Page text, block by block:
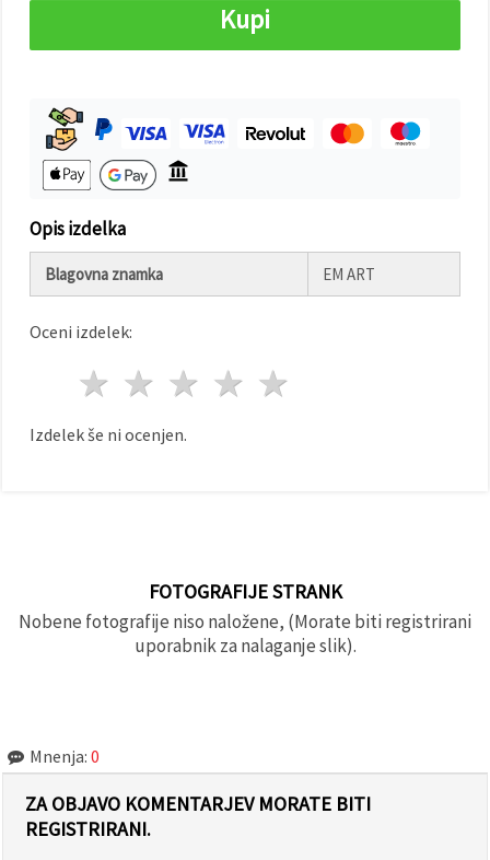
Kupi
Opis izdelka
Blagovna znamka EM ART
Oceni izdelek:
4 zvezde
3 zvezde
2 zvezde
1 zvezda
Izdelek še ni ocenjen.
FOTOGRAFIJE STRANK
Nobene fotografije niso naložene, (Morate biti registrirani
uporabnik za nalaganje slik).
Mnenja: 0
ZA OBJAVO KOMENTARJEV MORATE BITI
REGISTRIRANI.